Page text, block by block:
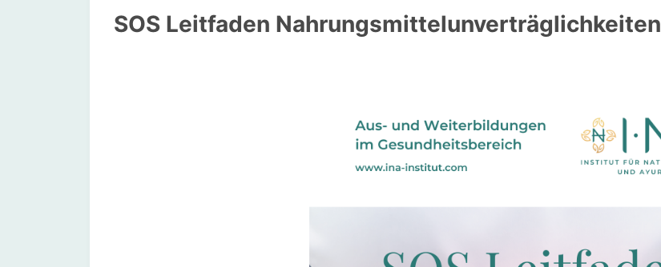
SOS Leitfaden Nahrungsmittelunverträglichkeiten